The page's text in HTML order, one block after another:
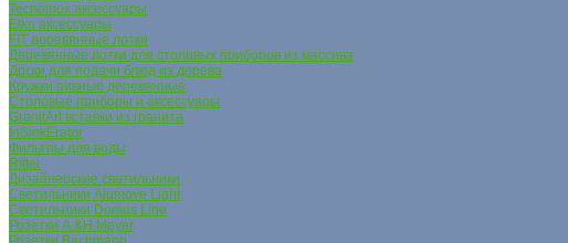
Tecnoinox аксессуары
Elko аксессуары
FIT деревянные лотки
Деревянные лотки для столовых приборов из массива
Доски для подачи блюд из дерева
Кружки пивные деревянные
Столовые приборы и аксессуары
GranitArt вставки из гранита
InSinkErator
Фильтры для воды
Ritter
Дизайнерские светильники
Светильники Alumove Light
Светильники Domus Line
Розетки A.&H.Meyer